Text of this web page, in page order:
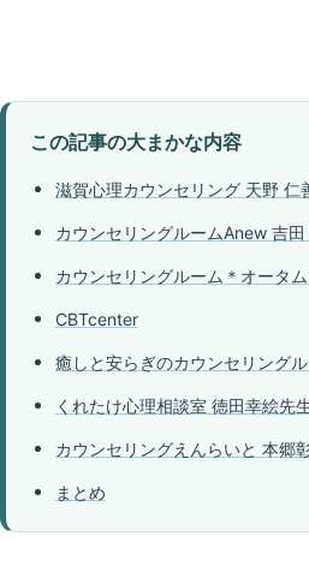
この記事の大まかな内容
滋賀心理カウンセリング 天野 仁
カウンセリングルームAnew 吉田
カウンセリングルーム＊オータ
CBTcenter
癒しと安らぎのカウンセリング
くれたけ心理相談室 徳田幸絵先
カウンセリングえんらいと 本郷
まとめ